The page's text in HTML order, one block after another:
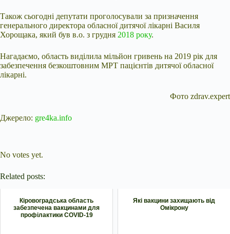
Також сьогодні депутати проголосували за призначення
генерального директора обласної дитячої лікарні Василя
Хорощака, який був в.о. з грудня 2018 року.
Нагадаємо, область виділила мільйон гривень на 2019 рік для
забезпечення безкоштовним МРТ пацієнтів дитячої обласної
лікарні.
Фото zdrav.expert
Джерело: gre4ka.info
No votes yet.
Related posts:
Кіровоградська область
забезпечена вакцинами для
профілактики COVID-19
Які вакцини захищають від
Омікрону